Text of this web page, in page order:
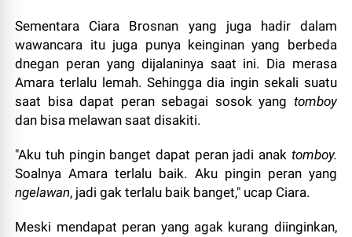
Sementara Ciara Brosnan yang juga hadir dalam
wawancara itu juga punya keinginan yang berbeda
dnegan peran yang dijalaninya saat ini. Dia merasa
Amara terlalu lemah. Sehingga dia ingin sekali suatu
saat bisa dapat peran sebagai sosok yang tomboy
dan bisa melawan saat disakiti.
"Aku tuh pingin banget dapat peran jadi anak tomboy.
Soalnya Amara terlalu baik. Aku pingin peran yang
ngelawan, jadi gak terlalu baik banget," ucap Ciara.
Meski mendapat peran yang agak kurang diinginkan,